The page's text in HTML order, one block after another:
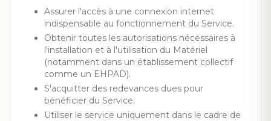
Assurer l'accès à une connexion internet
indispensable au fonctionnement du Service.
Obtenir toutes les autorisations nécessaires à
l'installation et à l'utilisation du Matériel
(notamment dans un établissement collectif
comme un EHPAD).
S'acquitter des redevances dues pour
bénéficier du Service.
Utiliser le service uniquement dans le cadre de